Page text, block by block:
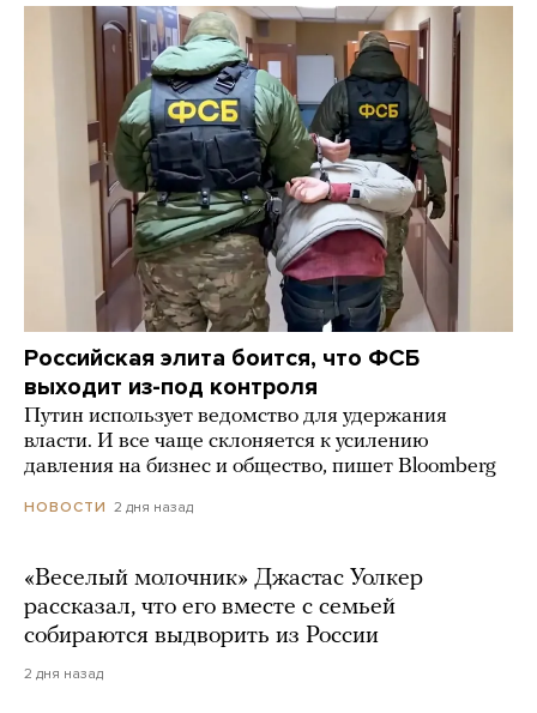
Российская элита боится, что ФСБ
выходит из-под контроля
Путин использует ведомство для удержания
власти. И все чаще склоняется к усилению
давления на бизнес и общество, пишет Bloomberg
НОВОСТИ 2 дня назад
«Веселый молочник» Джастас Уолкер
рассказал, что его вместе с семьей
собираются выдворить из России
2 дня назад